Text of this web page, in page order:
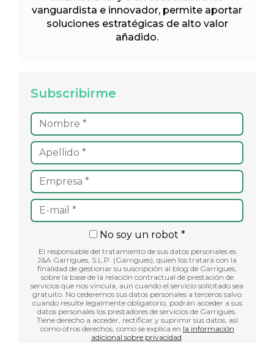
vanguardista e innovador, permite aportar
soluciones estratégicas de alto valor
añadido.
Subscribirme
No soy un robot *
El responsable del tratamiento de sus datos personales es
J&A Garrigues, S.L.P. (Garrigues), quien los tratará con la
finalidad de gestionar su suscripción al blog de Garrigues,
sobre la base de la relación contractual de prestación de
servicios que nos vincula, aun cuando el servicio solicitado sea
gratuito. No cederemos sus datos personales a terceros salvo
cuando resulte legalmente obligatorio, podrán acceder a sus
datos personales los prestadores de servicios de Garrigues.
Tiene derecho a acceder, rectificar y suprimir sus datos, así
como otros derechos, como se explica en la información
adicional sobre privacidad.